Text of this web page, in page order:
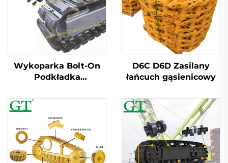
Wykoparka Bolt-On
Podkładka
Podkładką Gumową z
Naturalną Guma
D6C D6D Zasilany
łańcuch gąsienicowy